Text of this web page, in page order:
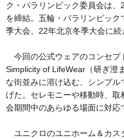
ク・パラリンピック委員会は
を締結。五輪・パラリンピッ
季大会、22年北京冬季大会に続
今回の公式ウェアのコンセプ
Simplicity of LifeWear（研ぎ澄
な街並みに溶け込む、シンプ
げた。セレモニーや移動時、
会期間中のあらゆる場面に対応
ユニクロのユニホーム＆カス